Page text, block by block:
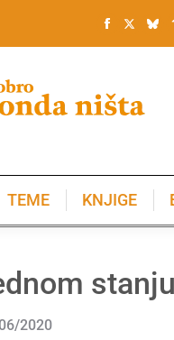
TEME KNJIGE
stanju
2020
KNJIGE